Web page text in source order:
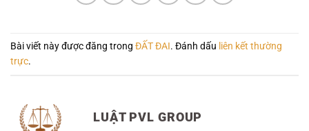
Bài viết này được đăng trong ĐẤT ĐAI. Đánh dấu liên kết thường
trực.
LUẬT PVL GROUP